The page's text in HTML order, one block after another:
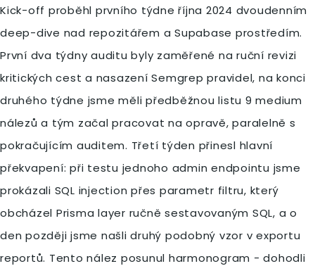
Kick-off proběhl prvního týdne října 2024 dvoudenním
deep-dive nad repozitářem a Supabase prostředím.
První dva týdny auditu byly zaměřené na ruční revizi
kritických cest a nasazení Semgrep pravidel, na konci
druhého týdne jsme měli předběžnou listu 9 medium
nálezů a tým začal pracovat na opravě, paralelně s
pokračujícím auditem. Třetí týden přinesl hlavní
překvapení: při testu jednoho admin endpointu jsme
prokázali SQL injection přes parametr filtru, který
obcházel Prisma layer ručně sestavovaným SQL, a o
den později jsme našli druhý podobný vzor v exportu
reportů. Tento nález posunul harmonogram - dohodli